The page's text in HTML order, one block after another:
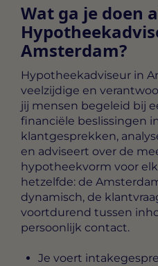
Wat ga je doen
Amsterdam?
Hypotheekadviseur in
veelzijdige en
jij mensen begeleid bij
financiële beslissingen
klantgesprekken,
en adviseert over de
hypotheekvorm voor
hetzelfde: de
dynamisch, de
voortdurend tussen
persoonlijk contact.
Je voert